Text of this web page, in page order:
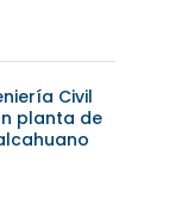
Civil
planta de